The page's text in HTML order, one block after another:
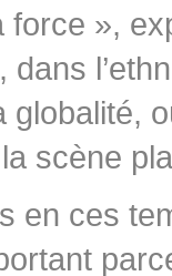
force »,
dans
scène
en ces